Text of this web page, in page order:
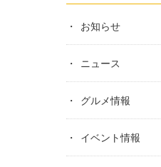
お知らせ
ニュース
グルメ情報
イベント情報